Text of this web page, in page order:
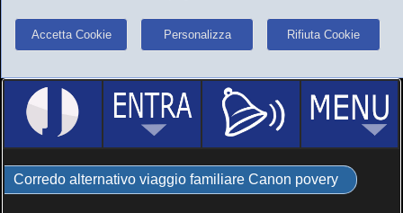
Accetta Cookie Personalizza Rifiuta Cookie
Corredo alternativo viaggio familiare Canon povery